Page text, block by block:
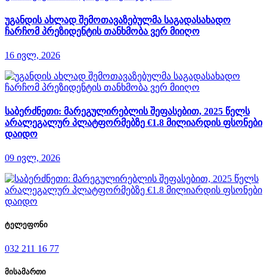
უგანდის ახლად შემოთავაზებულმა საგადასახადო
ჩარჩომ პრეზიდენტის თანხმობა ვერ მიიღო
16 ივლ, 2026
საბერძნეთი: მარეგულირებლის შეფასებით, 2025 წელს
არალეგალურ პლატფორმებზე €1.8 მილიარდის ფსონები
დაიდო
09 ივლ, 2026
ტელეფონი
032 211 16 77
მისამართი